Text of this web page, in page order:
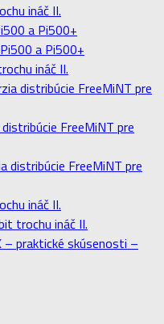
ináč II.
a Pi500+
a Pi500+
ináč II.
distribúcie FreeMiNT pre
FreeMiNT pre
distribúcie FreeMiNT pre
ináč II.
trochu ináč II.
– praktické skúsenosti –